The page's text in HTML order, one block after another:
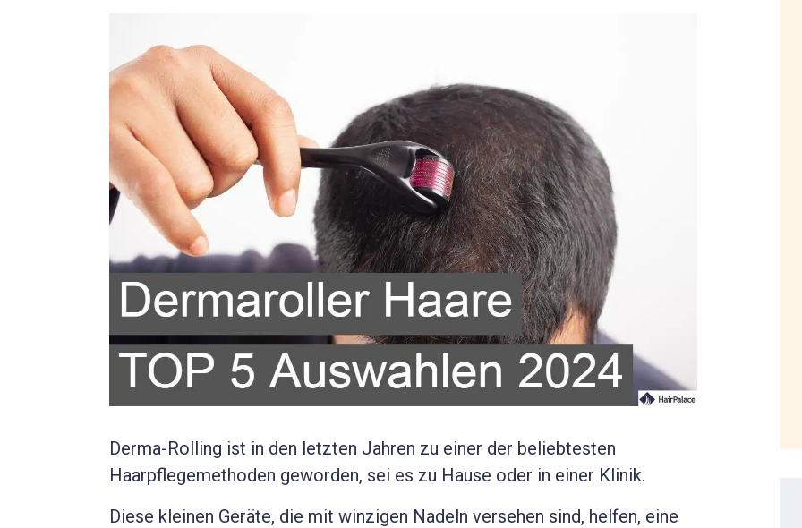
Derma-Rolling ist in den letzten Jahren zu einer der beliebtesten
Haarpflegemethoden geworden, sei es zu Hause oder in einer Klinik.
Diese kleinen Geräte, die mit winzigen Nadeln versehen sind, helfen, eine